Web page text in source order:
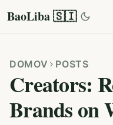
BaoLiba 🇸🇮
DOMOV POSTS
Creators:
Brands on